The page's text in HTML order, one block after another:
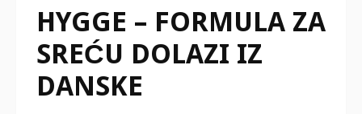
HYGGE – FORMULA ZA
SREĆU DOLAZI IZ
DANSKE